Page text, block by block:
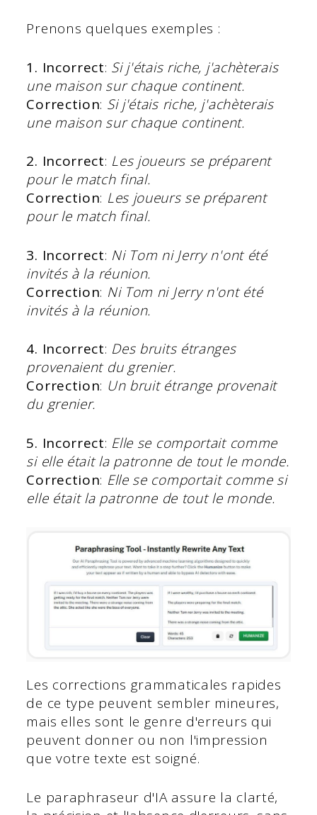
Prenons quelques exemples :
1. Incorrect: Si j'étais riche, j'achèterais
une maison sur chaque continent.
Correction: Si j'étais riche, j'achèterais
une maison sur chaque continent.
2. Incorrect: Les joueurs se préparent
pour le match final.
Correction: Les joueurs se préparent
pour le match final.
3. Incorrect: Ni Tom ni Jerry n'ont été
invités à la réunion.
Correction: Ni Tom ni Jerry n'ont été
invités à la réunion.
4. Incorrect: Des bruits étranges
provenaient du grenier.
Correction: Un bruit étrange provenait
du grenier.
5. Incorrect: Elle se comportait comme
si elle était la patronne de tout le monde.
Correction: Elle se comportait comme si
elle était la patronne de tout le monde.
Les corrections grammaticales rapides
de ce type peuvent sembler mineures,
mais elles sont le genre d'erreurs qui
peuvent donner ou non l'impression
que votre texte est soigné.
Le paraphraseur d'IA assure la clarté,